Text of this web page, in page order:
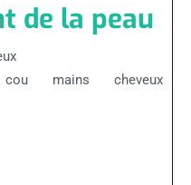
de la peau
cou mains cheveux